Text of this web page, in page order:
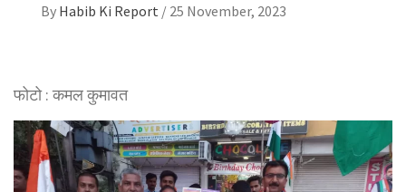
By Habib Ki Report / 25 November, 2023
फोटो : कमल कुमावत